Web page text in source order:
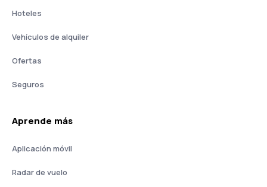
Hoteles
Vehículos de alquiler
Ofertas
Seguros
Aprende más
Aplicación móvil
Radar de vuelo